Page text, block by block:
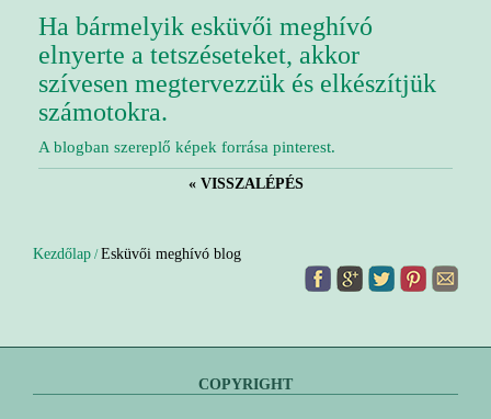
Ha bármelyik esküvői meghívó
elnyerte a tetszéseteket, akkor
szívesen megtervezzük és elkészítjük
számotokra.
A blogban szereplő képek forrása pinterest.
« VISSZALÉPÉS
Kezdőlap /Esküvői meghívó blog
COPYRIGHT